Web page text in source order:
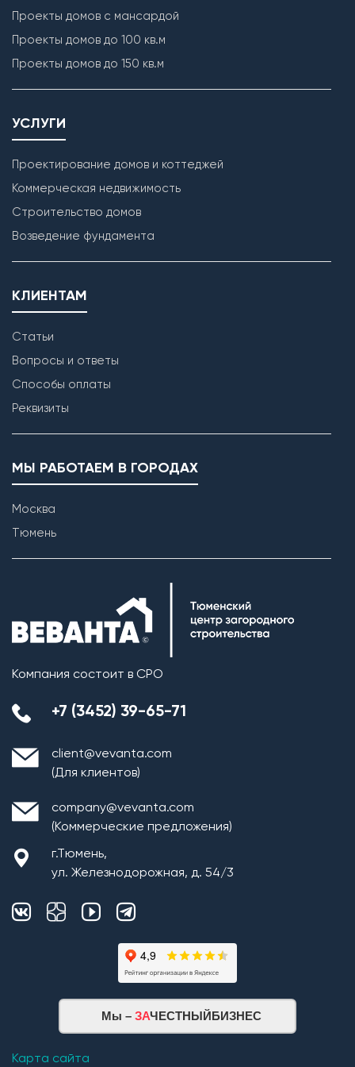
Возведение внутренних перегородок
Монтаж плит перекрытия
Кровельная система
1. Монтаж стропильной системы из пиломатериала
Проекты домов с мансардой
Проекты домов до 100 кв.м
Проекты домов до 150 кв.м
УСЛУГИ
Проектирование домов и коттеджей
Коммерческая недвижимость
Строительство домов
Возведение фундамента
КЛИЕНТАМ
Статьи
Вопросы и ответы
Способы оплаты
Реквизиты
МЫ РАБОТАЕМ В ГОРОДАХ
Москва
Тюмень
Компания состоит в СРО
+7 (3452) 39-65-71
client@vevanta.com
(Для клиентов)
company@vevanta.com
(Коммерческие предложения)
г.Тюмень,
ул. Железнодорожная, д. 54/3
Мы – ЗАЧЕСТНЫЙБИЗНЕС
Карта сайта